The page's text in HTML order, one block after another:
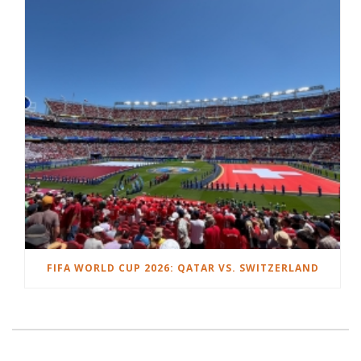
FIFA WORLD CUP 2026: QATAR VS. SWITZERLAND